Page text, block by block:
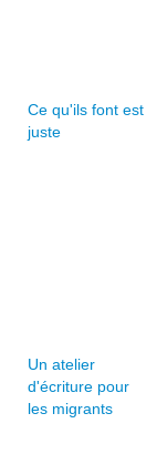
Ce qu'ils font est
juste
Un atelier
d'écriture pour
les migrants